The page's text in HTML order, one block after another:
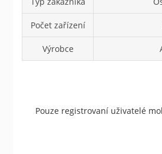
Počet zařízení
Výrobce
Pouze registrovaní uživatelé